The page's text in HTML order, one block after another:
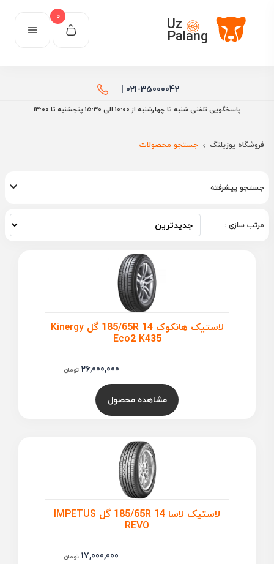
Uz
Palang
0
021-35000042 |
پاسخگویی تلفنی شنبه تا چهارشنبه از 10:00 الی ۱۵:30 پنجشنبه تا 13:00
فروشگاه یوزپلنگ جستجو محصولات
جستجو پیشرفته
مرتب سازی :
لاستیک هانکوک 185/65R 14 گل Kinergy
Eco2 K435
26,000,000 تومان
مشاهده محصول
لاستیک لاسا 185/65R 14 گل IMPETUS
REVO
17,000,000 تومان